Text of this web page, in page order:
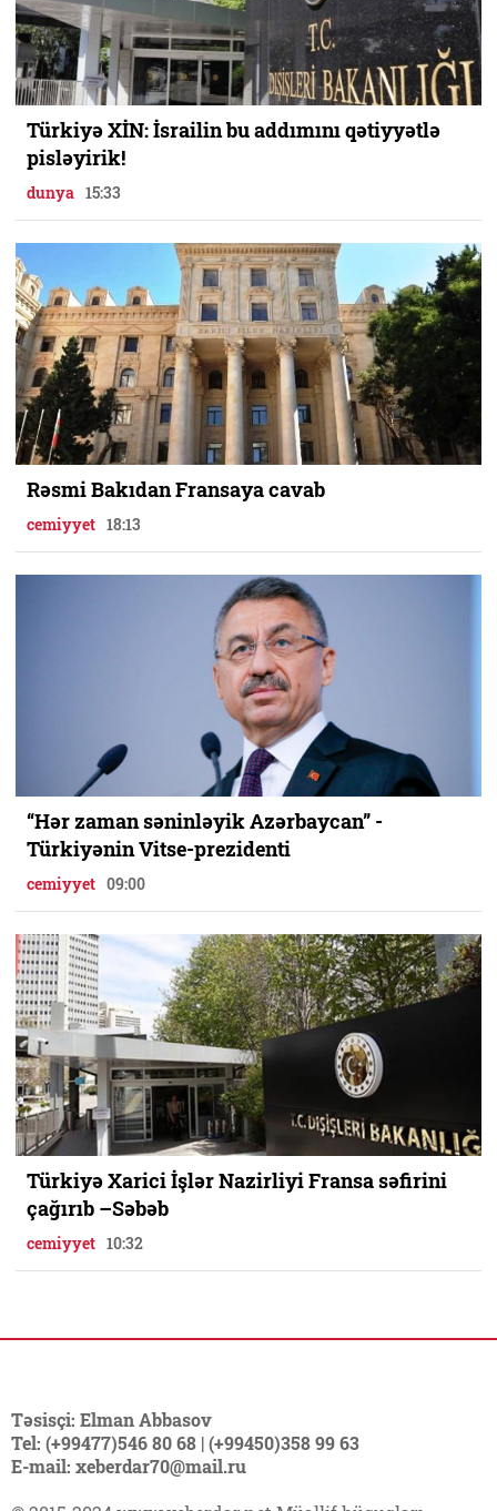
Türkiyə XİN: İsrailin bu addımını qətiyyətlə
pisləyirik!
dunya 15:33
Rəsmi Bakıdan Fransaya cavab
cemiyyet 18:13
“Hər zaman səninləyik Azərbaycan” -
Türkiyənin Vitse-prezidenti
cemiyyet 09:00
Türkiyə Xarici İşlər Nazirliyi Fransa səfirini
çağırıb –Səbəb
cemiyyet 10:32
Təsisçi: Elman Abbasov
Tel: (+99477)546 80 68 | (+99450)358 99 63
E-mail: xeberdar70@mail.ru